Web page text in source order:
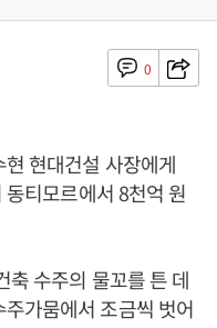
0
현대건설 사장에게
티모르에서 8천억 원
축 수주의 물꼬를 튼 데
가뭄에서 조금씩 벗어